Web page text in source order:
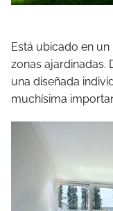
Está ubicado en
zonas ajardinadas.
una diseñada
muchísima